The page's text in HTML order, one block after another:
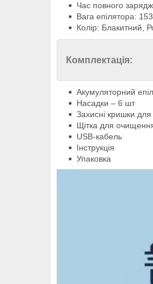
Час повного
Вага епілятора:
Колір: Блакитний,
Комплектація:
Акумуляторний
Насадки – 6 шт
Захисні кришки
Щітка для
USB-кабель
Інструкція
Упаковка